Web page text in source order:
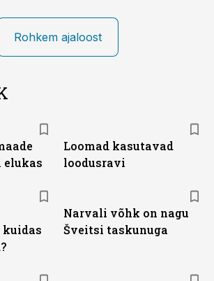
Rohkem ajaloost
Loomad kasutavad
loodusravi
Narvali võhk on nagu
Šveitsi taskunuga